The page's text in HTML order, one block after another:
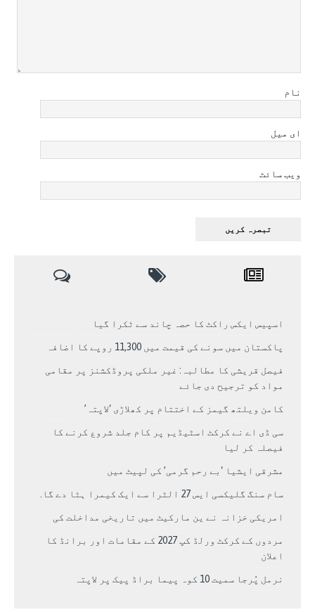
نام
ای میل
ویب سائٹ
اسپیس ایکس راکٹ کا حصہ چاند سے ٹکرا گیا
پاکستان میں سونے کی قیمت میں 11,300 روپے کا اضافہ
فیصل قریشی کا مطالبہ: غیر ملکی پروڈکشنز پر مقامی
مواد کو ترجیح دی جائے
کامن ویلتھ گیمز کے اختتام پر کھلاڑی ‘لاپتہ’
سی ڈی اے نے کرکٹ اسٹیڈیم پر کام جلد شروع کرنے کا
فیصلہ کر لیا
مشرقی ایشیا ‘بے رحم گرمی’ کی لپیٹ میں
سام سنگ گلیکسی ایس 27 الٹرا سے ایک کیمرا ہٹا دے گا.
امریکی خزانہ نے ین مارکیٹ میں تاریخی مداخلت کی
مردوں کے کرکٹ ورلڈ کپ 2027 کے مقامات اور برانڈ کا
اعلان
نرمل پُرجا سمیت 10 کوہ پیما براڈ پیک پر لاپتہ